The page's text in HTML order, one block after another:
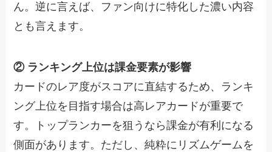
ん。逆に言えば、ファン向けに特化した濃い内容
とも言えます。
② ランキング上位は課金要素が影響
カードのレア度がスコアに直結するため、ランキ
ング上位を目指す場合は高レアカードが重要で
す。トップランカーを狙うなら課金が有利になる
側面があります。ただし、純粋にリズムゲームを